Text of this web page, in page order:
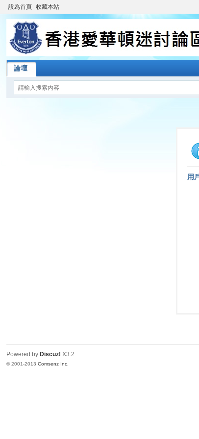
設為首頁 收藏本站
論壇
用
Powered by Discuz! X3.2
© 2001-2013Comsenz Inc.